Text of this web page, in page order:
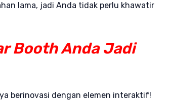
lama, jadi Anda tidak perlu khawatir
Booth Anda Jadi
berinovasi dengan elemen interaktif!